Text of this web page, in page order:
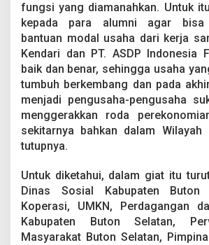
fungsi yang diamanahkan. Untuk
kepada para alumni agar bisa
bantuan modal usaha dari kerja
Kendari dan PT. ASDP Indonesia
baik dan benar, sehingga usaha
tumbuh berkembang dan pada
menjadi pengusaha-pengusaha
menggerakkan roda
sekitarnya bahkan dalam Wilayah
tutupnya.
Untuk diketahui, dalam giat itu
Dinas Sosial Kabupaten Buton
Koperasi, UMKN, Perdagangan
Kabupaten Buton Selatan,
Masyarakat Buton Selatan,